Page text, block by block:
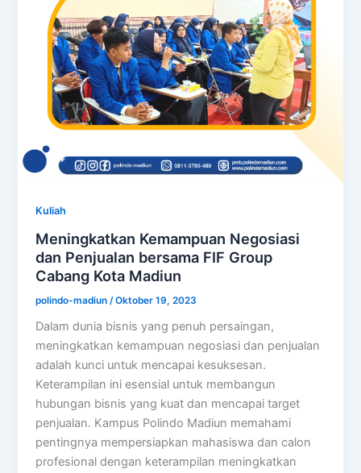
Kuliah
Meningkatkan Kemampuan Negosiasi
dan Penjualan bersama FIF Group
Cabang Kota Madiun
polindo-madiun /Oktober 19, 2023
Dalam dunia bisnis yang penuh persaingan,
meningkatkan kemampuan negosiasi dan penjualan
adalah kunci untuk mencapai kesuksesan.
Keterampilan ini esensial untuk membangun
hubungan bisnis yang kuat dan mencapai target
penjualan. Kampus Polindo Madiun memahami
pentingnya mempersiapkan mahasiswa dan calon
profesional dengan keterampilan meningkatkan